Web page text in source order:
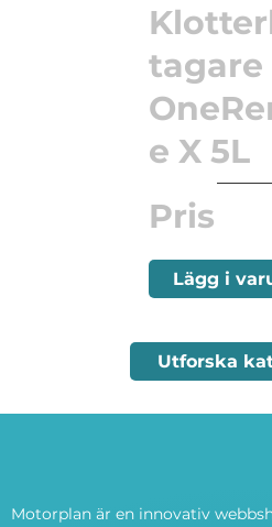
tagare
e X 5L
Pris
Lägg i
Motorplan är en innovativ